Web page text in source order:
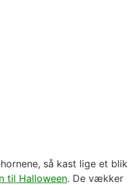
så kast lige et blik
til Halloween. De vækker